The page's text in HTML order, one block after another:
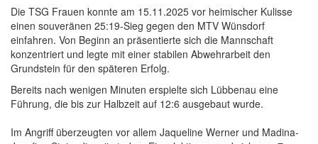
Die TSG Frauen konnte am 15.11.2025 vor heimischer Kulisse
einen souveränen 25:19-Sieg gegen den MTV Wünsdorf
einfahren. Von Beginn an präsentierte sich die Mannschaft
konzentriert und legte mit einer stabilen Abwehrarbeit den
Grundstein für den späteren Erfolg.
Bereits nach wenigen Minuten erspielte sich Lübbenau eine
Führung, die bis zur Halbzeit auf 12:6 ausgebaut wurde.
Im Angriff überzeugten vor allem Jaqueline Werner und Madina-